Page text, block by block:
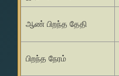
ஆண் பிறந்த தேதி
பிறந்த நேரம்